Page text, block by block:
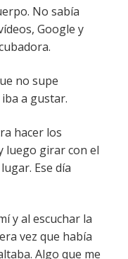
No sabía
Google y
no supe
a gustar.
hacer los
luego girar con el
Ese día
y al escuchar la
vez que había
Algo que me